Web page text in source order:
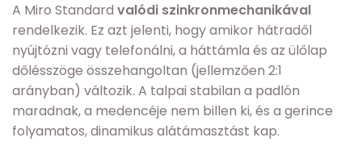
A Miro Standard valódi szinkronmechanikával
rendelkezik. Ez azt jelenti, hogy amikor hátradől
nyújtózni vagy telefonálni, a háttámla és az ülőlap
dőlésszöge összehangoltan (jellemzően 2:1
arányban) változik. A talpai stabilan a padlón
maradnak, a medencéje nem billen ki, és a gerince
folyamatos, dinamikus alátámasztást kap.